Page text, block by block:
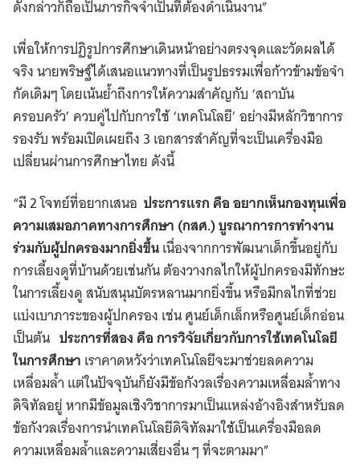
ดังกล่าวก็ถือเป็นภารกิจจำเป็นที่ต้องดำเนินงาน”
เพื่อให้การปฏิรูปการศึกษาเดินหน้าอย่างตรงจุดและวัดผลได้
จริง นายพริษฐ์ได้เสนอแนวทางที่เป็นรูปธรรมเพื่อก้าวข้ามข้อจำ
กัดเดิมๆ โดยเน้นย้ำถึงการให้ความสำคัญกับ ‘สถาบัน
ครอบครัว’ ควบคู่ไปกับการใช้ ‘เทคโนโลยี’ อย่างมีหลักวิชาการ
รองรับ พร้อมเปิดเผยถึง 3 เอกสารสำคัญที่จะเป็นเครื่องมือ
เปลี่ยนผ่านการศึกษาไทย ดังนี้
“มี 2 โจทย์ที่อยากเสนอ ประการแรก คือ อยากเห็นกองทุนเพื่อ
ความเสมอภาคทางการศึกษา (กสศ.) บูรณาการการทำงาน
ร่วมกับผู้ปกครองมากยิ่งขึ้นเนื่องจากการพัฒนาเด็กขึ้นอยู่กับ
การเลี้ยงดูที่บ้านด้วยเช่นกัน ต้องวางกลไกให้ผู้ปกครองมีทักษะ
ในการเลี้ยงดู สนับสนุนบัตรหลานมากยิ่งขึ้น หรือมีกลไกที่ช่วย
แบ่งเบาภาระของผู้ปกครอง เช่น ศูนย์เด็กเล็กหรือศูนย์เด็กอ่อน
เป็นต้น ประการที่สอง คือ การวิจัยเกี่ยวกับการใช้เทคโนโลยี
ในการศึกษา เราคาดหวังว่าเทคโนโลยีจะมาช่วยลดความ
เหลื่อมล้ำ แต่ในปัจจุบันก็ยังมีข้อกังวลเรื่องความเหลื่อมล้ำทาง
ดิจิทัลอยู่ หากมีข้อมูลเชิงวิชาการมาเป็นแหล่งอ้างอิงสำหรับลด
ข้อกังวลเรื่องการนำเทคโนโลยีดิจิทัลมาใช้เป็นเครื่องมือลด
ความเหลื่อมล้ำและความเสี่ยงอื่น ๆ ที่จะตามมา”